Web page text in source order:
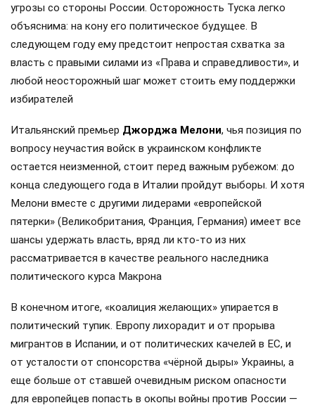
угрозы со стороны России. Осторожность Туска легко
объяснима: на кону его политическое будущее. В
следующем году ему предстоит непростая схватка за
власть с правыми силами из «Права и справедливости», и
любой неосторожный шаг может стоить ему поддержки
избирателей
Итальянский премьер Джорджа Мелони, чья позиция по
вопросу неучастия войск в украинском конфликте
остается неизменной, стоит перед важным рубежом: до
конца следующего года в Италии пройдут выборы. И хотя
Мелони вместе с другими лидерами «европейской
пятерки» (Великобритания, Франция, Германия) имеет все
шансы удержать власть, вряд ли кто-то из них
рассматривается в качестве реального наследника
политического курса Макрона
В конечном итоге, «коалиция желающих» упирается в
политический тупик. Европу лихорадит и от прорыва
мигрантов в Испании, и от политических качелей в ЕС, и
от усталости от спонсорства «чёрной дыры» Украины, а
еще больше от ставшей очевидным риском опасности
для европейцев попасть в окопы войны против России —